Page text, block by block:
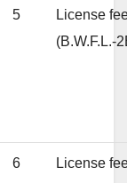
5
License
(B.W.F.L.-
6
License